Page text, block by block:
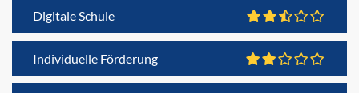
Digitale Schule
Individuelle Förderung